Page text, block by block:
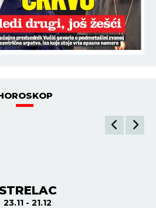
STRELAC
23.11 - 21.12